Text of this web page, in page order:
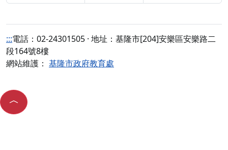
:::電話：02-24301505 · 地址：基隆市[204]安樂區安樂路二
段164號8樓
網站維護： 基隆市政府教育處